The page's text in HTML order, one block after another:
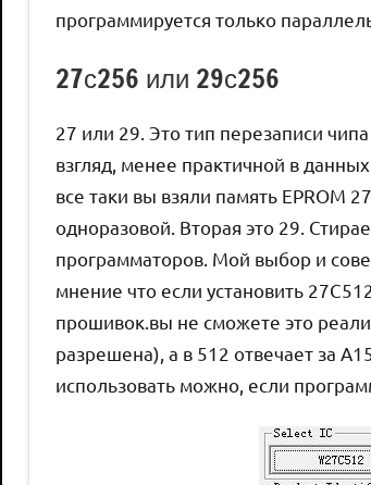
программируется только
27с256 или 29с256
27 или 29. Это тип перезаписи
взгляд, менее практичной в
все таки вы взяли память EPROM
одноразовой. Вторая это 29.
программаторов. Мой выбор и
мнение что если установить
прошивок.вы не сможете это
разрешена), а в 512 отвечает за
использовать можно, если